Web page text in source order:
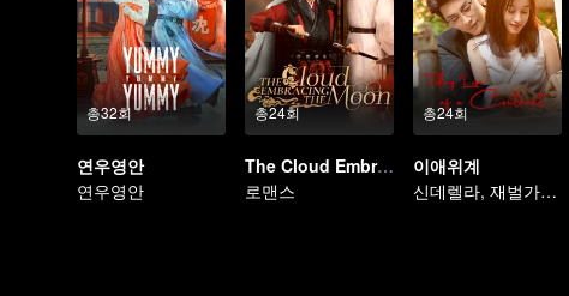
총32회
연우영안
연우영안
총24회
The Cloud Embracing The Moon
로맨스
총24회
이애위계
신데렐라, 재벌가에 돌아오다